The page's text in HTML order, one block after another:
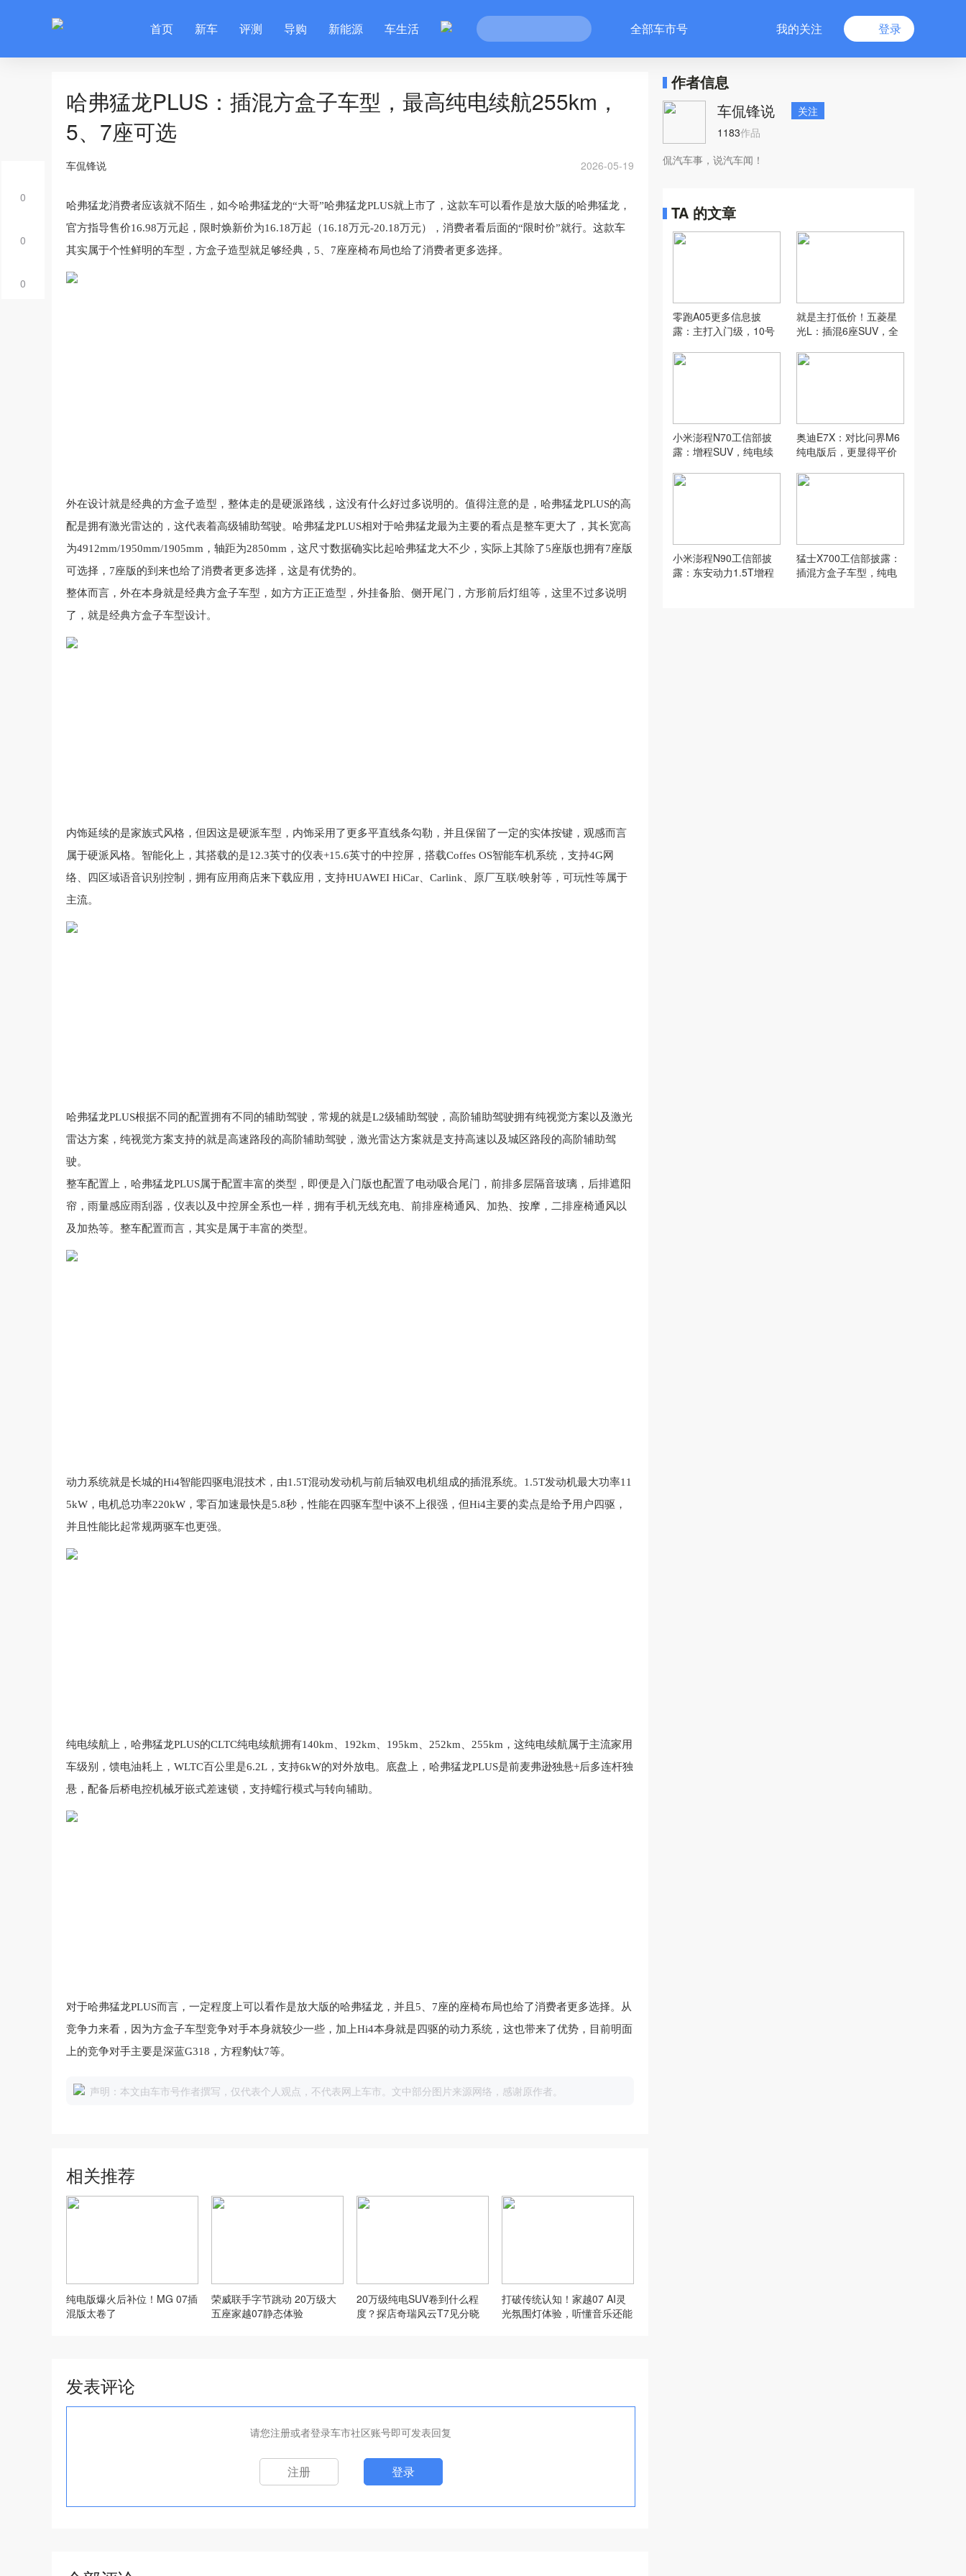
首页 新车 评测 导购 新能源 车生活 全部车市号 我的关注 登录
0
0
0
哈弗猛龙PLUS：插混方盒子车型，最高纯电续航255km，
5、7座可选
车侃锋说 2026-05-19
哈弗猛龙消费者应该就不陌生 ， 如今哈弗猛龙的“大哥”哈弗猛龙PLUS就 上市了 ， 这款车可以看作是放大版的哈弗猛龙 ，
官方指导售价16.98万元起，限时焕新价为16.18万起 （16.18万元-20.18万元） ，消费者看后面的“限时价”就行。 这款车
其实属于个性鲜明的车型 ， 方盒子造型就足够经典 ， 5 7座座椅布局也给了消费者更多选择。
外在设计就是经典的方盒子造型 ， 整体走的是硬派路线 ， 这没有什么好过多说明的。 值得注意的是 ， 哈弗猛龙PLUS的高
配是拥有激光雷达的 ， 这代表着高级辅助驾驶。 哈弗猛龙PLUS相对于哈弗猛龙最为主要的看点是整车更大了 ， 其长宽高
为4912mm/1950mm/1905mm，轴距为2850mm ， 这尺寸数据确实比起哈弗猛龙大不少 ， 实际上其除了5座版也拥有7座版
可选择 ， 7座版的到来也给了消费者更多选择 ， 这是有优势的。
整体而言，外在本身就是经典方盒子车型 ， 如方方正正造型 ， 外挂备胎 侧开尾门 ， 方形前后灯组等 ， 这里不过多说明
了 ， 就是经典方盒子车型设计。
内饰延续的是家族式风格，但因这是硬派车型，内饰采用了更多平直线条勾勒，并且保留了一定的实体按键，观感而言
属于硬派风格。智能化上，其搭载的是12.3英寸的仪表+15.6英寸的中控屏， 搭载Coffes OS智能车机系统，支持4G网
络、四区域语音识别控制，拥有应用商店来下载应用，支持HUAWEI HiCar、Carlink、原厂互联/映射等，可玩性等属于
主流。
哈弗猛龙PLUS根据不同 的配置拥有不同 的辅助驾驶 ， 常规的就是L2级辅助驾驶 ， 高阶辅助驾驶拥有纯视觉方案以及激光
雷达方案 ， 纯视觉方案支持的就是高速路段的高阶辅助驾驶 ， 激光雷达方案就是支持高速以及城区路段的高阶辅助驾
驶。
整车配置上 ， 哈弗猛龙PLUS属于配置丰富的类型 ， 即便是入门版也配置了电动吸合尾门 ， 前排多层隔音玻璃 ， 后排遮阳
帘 ， 雨量感应雨刮器 ， 仪表以及中控屏全系也一样 ， 拥有手机无线充电、 前排座椅通风、 加热、 按摩 ， 二排座椅通风以
及 加热等。 整车配置而言 ， 其实是属于丰富的类型。
动力系统就是长城的Hi4智能四驱电混技术，由1.5T混动发动机与前后轴双电机组成的插混系统。 1 .5T发动机最大功率1 1
5kW ， 电机总功率220kW ， 零百加速最快是5.8秒 ，性能在 四驱车型中谈不上很强 ， 但Hi4主要的卖点是给予用户 四驱 ，
并且性能比起常规两驱车也更强。
纯电续航 上 ， 哈弗猛龙PLUS的CLTC纯电续航拥有140km 192km、195km 252km 255km ， 这纯电续航属于主流家用
车级别 ， 馈电油耗 上 ， WLTC百公里是6.2L ， 支持6kW的对外放电。 底盘 上 ， 哈弗猛龙PLUS是前麦弗逊独悬+后多连杆独
悬 ，配备后桥电控机械牙嵌式差速锁，支持蠕行模式与转向辅助。
对于哈弗猛龙PLUS而言 ， 一定程度 上可以看作是放大版的哈弗猛龙 ， 并且 5 7座的座椅布局也给了消费者更多选择。
从
竞争力来看 ， 因为方盒子车型竞争对手本身就较少一些 ， 加上Hi4本身就是 四驱的动力系统 ，这也带来了优势， 目前明面
上的竞争对手主要是深蓝G318 ， 方程豹钛7等。
声明：本文由车市号作者撰写，仅代表个人观点，不代表网上车市。文中部分图片来源网络，感谢原作者。
相关推荐
纯电版爆火后补位！MG 07插
混版太卷了
荣威联手字节跳动 20万级大
五座家越07静态体验
20万级纯电SUV卷到什么程
度？探店奇瑞风云T7见分晓
打破传统认知！家越07 AI灵
光氛围灯体验，听懂音乐还能
发表评论
请您注册或者登录车市社区账号即可发表回复
注册 登录
作者信息
车侃锋说
关注
1183作品
侃汽车事，说汽车闻！
TA 的文章
零跑A05更多信息披
露：主打入门级，10号
就是主打低价！五菱星
光L：插混6座SUV，全
小米澎程N70工信部披
露：增程SUV，纯电续
奥迪E7X：对比问界M6
纯电版后，更显得平价
小米澎程N90工信部披
露：东安动力1.5T增程
猛士X700工信部披露：
插混方盒子车型，纯电